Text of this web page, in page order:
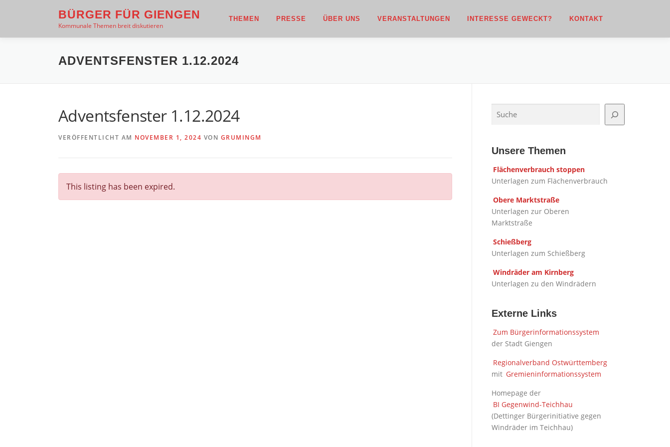
BÜRGER FÜR GIENGEN
Kommunale Themen breit diskutieren
THEMEN PRESSE ÜBER UNS VERANSTALTUNGEN INTERESSE GEWECKT? KONTAKT
ADVENTSFENSTER 1.12.2024
Adventsfenster 1.12.2024
VERÖFFENTLICHT AM NOVEMBER 1, 2024 VON GRUMINGM
This listing has been expired.
Suchen
Unsere Themen
Flächenverbrauch stoppen
Unterlagen zum Flächenverbrauch
Obere Marktstraße
Unterlagen zur Oberen
Marktstraße
Schießberg
Unterlagen zum Schießberg
Windräder am Kirnberg
Unterlagen zu den Windrädern
Externe Links
Zum Bürgerinformationssystem
der Stadt Giengen
Regionalverband Ostwürttemberg
mit Gremieninformationssystem
Homepage der
BI Gegenwind-Teichhau
(Dettinger Bürgerinitiative gegen
Windräder im Teichhau)